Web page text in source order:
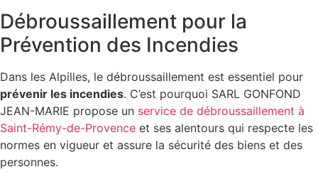
Débroussaillement pour la
Prévention des Incendies
Dans les Alpilles, le débroussaillement est essentiel pour
prévenir les incendies. C’est pourquoi SARL GONFOND
JEAN-MARIE propose un service de débroussaillement à
Saint-Rémy-de-Provence et ses alentours qui respecte les
normes en vigueur et assure la sécurité des biens et des
personnes.